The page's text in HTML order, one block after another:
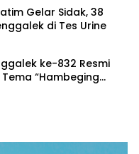
Gelar Sidak, 38
di Tes Urine
ke-832 Resmi
“Hambeging
dengan Alam